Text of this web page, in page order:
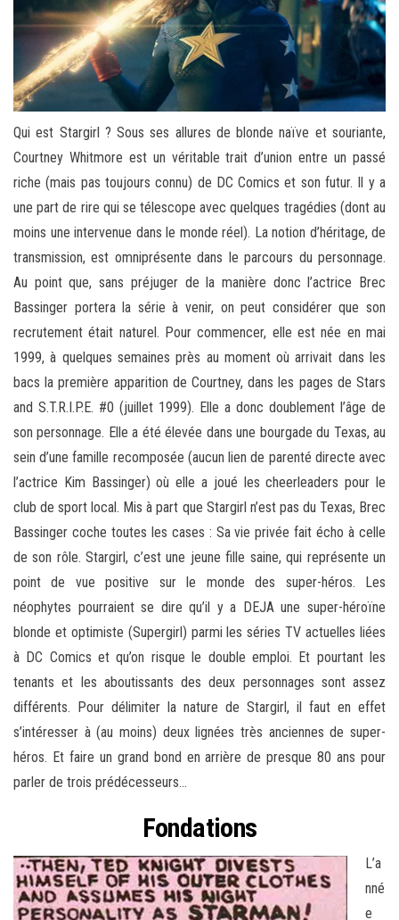
Qui est Stargirl ? Sous ses allures de blonde naïve et souriante,
Courtney Whitmore est un véritable trait d’union entre un passé
riche (mais pas toujours connu) de DC Comics et son futur. Il y a
une part de rire qui se télescope avec quelques tragédies (dont au
moins une intervenue dans le monde réel). La notion d’héritage, de
transmission, est omniprésente dans le parcours du personnage.
Au point que, sans préjuger de la manière donc l’actrice Brec
Bassinger portera la série à venir, on peut considérer que son
recrutement était naturel. Pour commencer, elle est née en mai
1999, à quelques semaines près au moment où arrivait dans les
bacs la première apparition de Courtney, dans les pages de Stars
and S.T.R.I.P.E. #0 (juillet 1999). Elle a donc doublement l’âge de
son personnage. Elle a été élevée dans une bourgade du Texas, au
sein d’une famille recomposée (aucun lien de parenté directe avec
l’actrice Kim Bassinger) où elle a joué les cheerleaders pour le
club de sport local. Mis à part que Stargirl n’est pas du Texas, Brec
Bassinger coche toutes les cases : Sa vie privée fait écho à celle
de son rôle. Stargirl, c’est une jeune fille saine, qui représente un
point de vue positive sur le monde des super-héros. Les
néophytes pourraient se dire qu’il y a DEJA une super-héroïne
blonde et optimiste (Supergirl) parmi les séries TV actuelles liées
à DC Comics et qu’on risque le double emploi. Et pourtant les
tenants et les aboutissants des deux personnages sont assez
différents. Pour délimiter la nature de Stargirl, il faut en effet
s’intéresser à (au moins) deux lignées très anciennes de super-
héros. Et faire un grand bond en arrière de presque 80 ans pour
parler de trois prédécesseurs…
Fondations
L’a
nné
e